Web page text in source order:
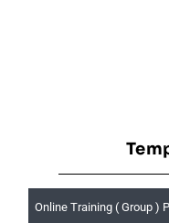
Online Training ( Group )